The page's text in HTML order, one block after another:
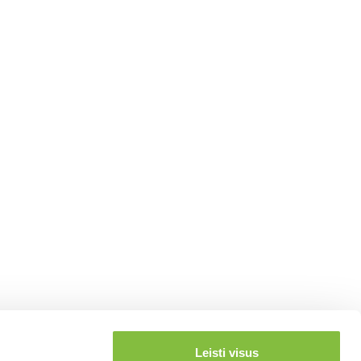
Leisti visus